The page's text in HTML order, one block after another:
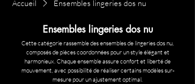
Accueil Ensembles lingeries dos nu
Ensembles lingeries dos nu
Cette catégorie rassemble des ensembles de lingeries dos nu,
composés de pièces coordonnées pour un style élégant et
harmonieux. Chaque ensemble assure confort et liberté de
mouvement, avec possibilité de réaliser certains modèles sur-
mesure pour un ajustement optimal.